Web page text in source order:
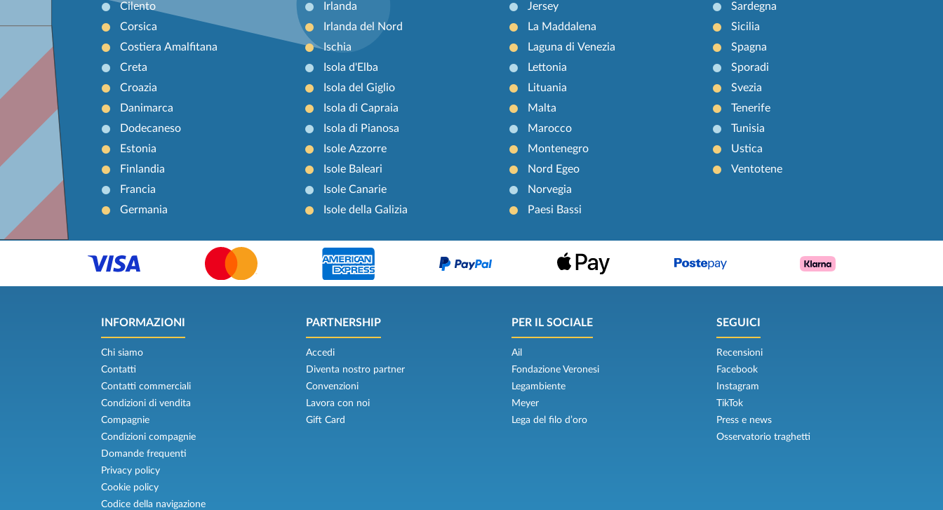
Cilento
Corsica
Costiera Amalfitana
Creta
Croazia
Danimarca
Dodecaneso
Estonia
Finlandia
Francia
Germania
Irlanda
Irlanda del Nord
Ischia
Isola d'Elba
Isola del Giglio
Isola di Capraia
Isola di Pianosa
Isole Azzorre
Isole Baleari
Isole Canarie
Isole della Galizia
Jersey
La Maddalena
Laguna di Venezia
Lettonia
Lituania
Malta
Marocco
Montenegro
Nord Egeo
Norvegia
Paesi Bassi
Sardegna
Sicilia
Spagna
Sporadi
Svezia
Tenerife
Tunisia
Ustica
Ventotene
INFORMAZIONI
Chi siamo
Contatti
Contatti commerciali
Condizioni di vendita
Compagnie
Condizioni compagnie
Domande frequenti
Privacy policy
Cookie policy
Codice della navigazione
PARTNERSHIP
Accedi
Diventa nostro partner
Convenzioni
Lavora con noi
Gift Card
PER IL SOCIALE
Ail
Fondazione Veronesi
Legambiente
Meyer
Lega del filo d’oro
SEGUICI
Recensioni
Facebook
Instagram
TikTok
Press e news
Osservatorio traghetti